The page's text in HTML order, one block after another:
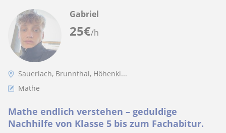
25€/h
Gabriel
Sauerlach, Brunnthal, Höhenki...
Mathe
Mathe endlich verstehen – geduldige
Nachhilfe von Klasse 5 bis zum Fachabitur.